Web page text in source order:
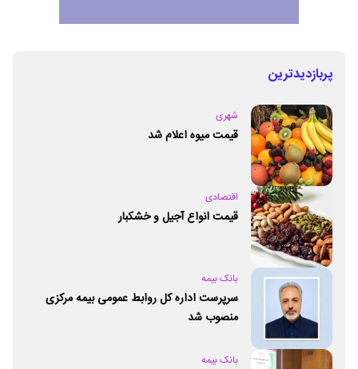
پربازدیدترین
شهری
قیمت میوه اعلام شد
اقتصادی
قیمت انواع آجیل و خشکبار
بانک بیمه
سرپرست اداره کل روابط عمومی بیمه مرکزی
منصوب شد
بانک بیمه